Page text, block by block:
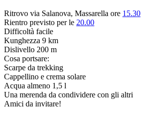
Ritrovo via Salanova, Massarella ore 15.30
Rientro previsto per le 20.00
Difficoltà facile
Kunghezza 9 km
Dislivello 200 m
Cosa portsare:
Scarpe da trekking
Cappellino e crema solare
Acqua almeno 1,5 l
Una merenda da condividere con gli altri
Amici da invitare!